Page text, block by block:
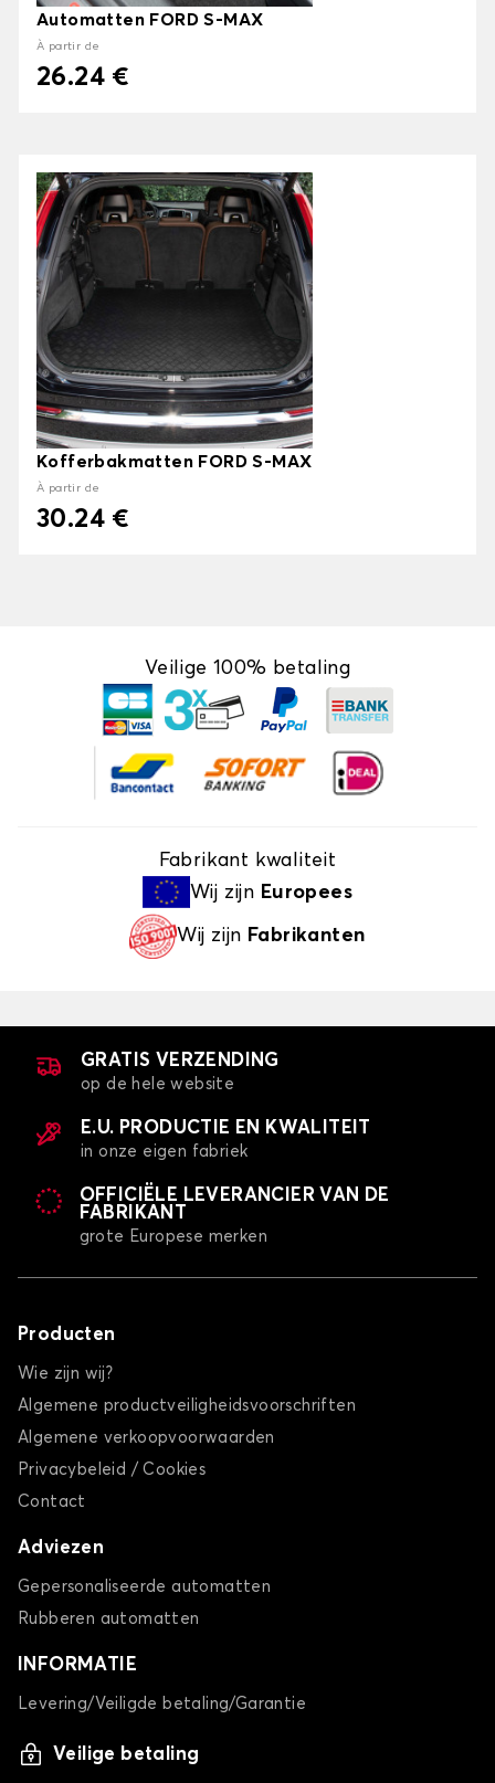
Automatten FORD S-MAX
À partir de
26.24 €
Kofferbakmatten FORD S-MAX
À partir de
30.24 €
Veilige 100% betaling
Fabrikant kwaliteit
Wij zijn Europees
Wij zijn Fabrikanten
GRATIS VERZENDING
op de hele website
E.U. PRODUCTIE EN KWALITEIT
in onze eigen fabriek
OFFICIËLE LEVERANCIER VAN DE
FABRIKANT
grote Europese merken
Producten
Wie zijn wij?
Algemene productveiligheidsvoorschriften
Algemene verkoopvoorwaarden
Privacybeleid / Cookies
Contact
Adviezen
Gepersonaliseerde automatten
Rubberen automatten
INFORMATIE
Levering/Veiligde betaling/Garantie
Veilige betaling